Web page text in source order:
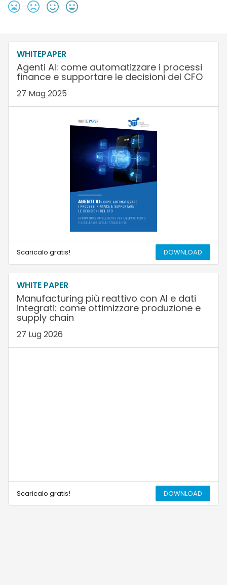
WHITEPAPER
Agenti AI: come automatizzare i processi
finance e supportare le decisioni del CFO
27 Mag 2025
Scaricalo gratis! DOWNLOAD
WHITE PAPER
Manufacturing più reattivo con AI e dati
integrati: come ottimizzare produzione e
supply chain
27 Lug 2026
Scaricalo gratis! DOWNLOAD